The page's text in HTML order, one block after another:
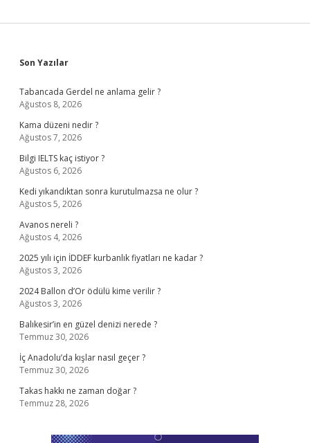
Sidebar
Son Yazılar
Tabancada Gerdel ne anlama gelir ?
Ağustos 8, 2026
Kama düzeni nedir ?
Ağustos 7, 2026
Bilgi IELTS kaç istiyor ?
Ağustos 6, 2026
Kedi yıkandıktan sonra kurutulmazsa ne olur ?
Ağustos 5, 2026
Avanos nereli ?
Ağustos 4, 2026
2025 yılı için İDDEF kurbanlık fiyatları ne kadar ?
Ağustos 3, 2026
2024 Ballon d’Or ödülü kime verilir ?
Ağustos 3, 2026
Balıkesir’in en güzel denizi nerede ?
Temmuz 30, 2026
İç Anadolu’da kışlar nasıl geçer ?
Temmuz 30, 2026
Takas hakkı ne zaman doğar ?
Temmuz 28, 2026